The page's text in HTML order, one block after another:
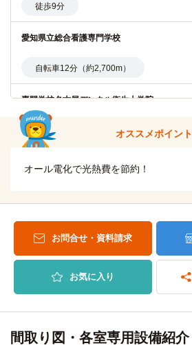
南山大学(大学院)
自転車13分（約2,900m）
南山大学
自転車13分（約3,100m）
自転車14分（約3,200m）
徒歩9分
愛知県立総合看護専門学校
自転車12分（約2,700m）
専門学校名古屋デンタル衛生士学院
自転車13分（約3,100m）
分→三好ケ丘
オススメポイント
オール電化で光熱費を節約！
お問合せ・資料請求
お気に入り
間取り図・各室専用設備紹介